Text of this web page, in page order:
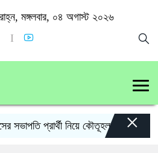
মঙ্গলবার, ০৪ অগাস্ট ২০২৬
সভাপতি প্রার্থী নিয়ে কৌতূহল ×